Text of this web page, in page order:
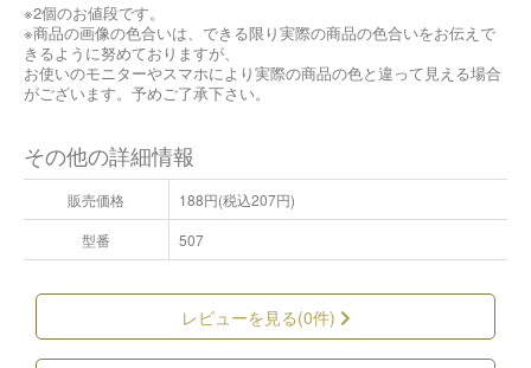
※2個のお値段です。
※商品の画像の色合いは、できる限り実際の商品の色合いをお伝えで
きるように努めておりますが、
お使いのモニターやスマホにより実際の商品の色と違って見える場合
がございます。予めご了承下さい。
その他の詳細情報
販売価格
188円(税込207円)
型番
507
レビューを見る(0件)